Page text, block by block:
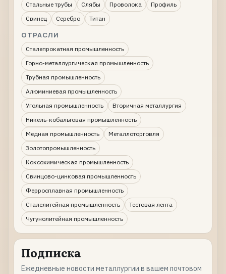
Стальные трубы
Слябы Проволока
Профиль
Свинец
Серебро Титан
ОТРАСЛИ
Сталепрокатная промышленность
Горно-металлургическая промышленность
Трубная промышленность
Алюминиевая промышленность
Угольная промышленность
Вторичная металлургия
Никель-кобальтовая промышленность
Медная промышленность
Металлоторговля
Золотопромышленность
Коксохимическая промышленность
Свинцово-цинковая промышленность
Ферросплавная промышленность
Сталелитейная промышленность
Тестовая лента
Чугунолитейная промышленность
Подписка
Ежедневные новости металлургии в вашем почтовом